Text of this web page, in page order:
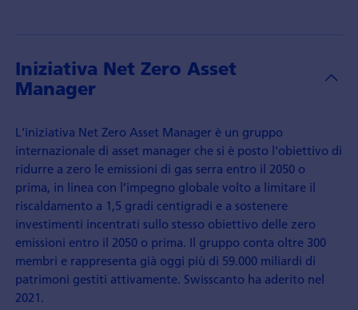
Iniziativa Net Zero Asset
Manager
L'iniziativa Net Zero Asset Manager è un gruppo
internazionale di asset manager che si è posto l'obiettivo di
ridurre a zero le emissioni di gas serra entro il 2050 o
prima, in linea con l’impegno globale volto a limitare il
riscaldamento a 1,5 gradi centigradi e a sostenere
investimenti incentrati sullo stesso obiettivo delle zero
emissioni entro il 2050 o prima. Il gruppo conta oltre 300
membri e rappresenta già oggi più di 59.000 miliardi di
patrimoni gestiti attivamente. Swisscanto ha aderito nel
2021.